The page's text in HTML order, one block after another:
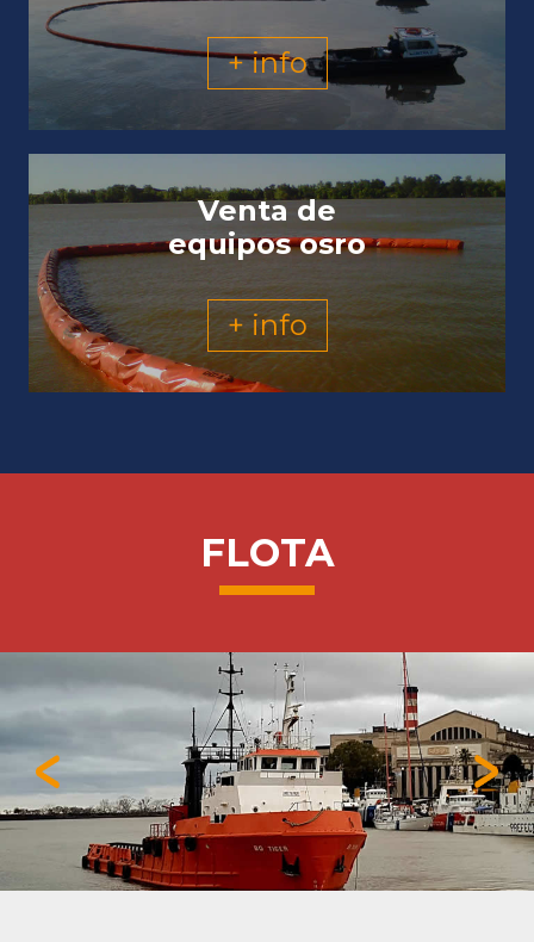
+ info
Venta de
equipos osro
+ info
FLOTA